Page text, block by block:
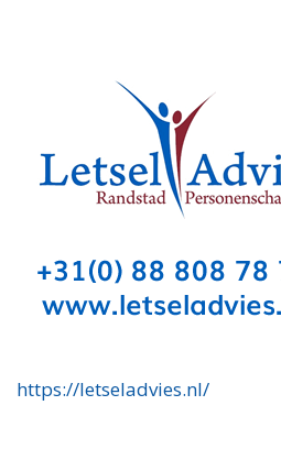
https://letseladvies.nl/